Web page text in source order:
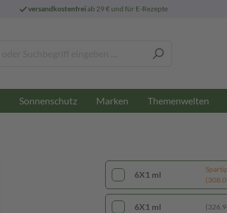
versandkostenfreiab 29 € und für E-Rezepte
Sonnenschutz Marken Themenwelten
6X1 ml
6X1 ml